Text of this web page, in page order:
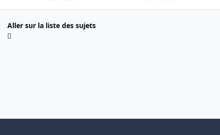
Aller sur la liste des sujets